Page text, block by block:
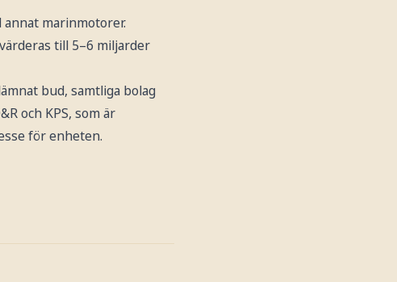
marinmotorer.
till 5–6 miljarder
bud, samtliga bolag
och KPS, som är
för enheten.